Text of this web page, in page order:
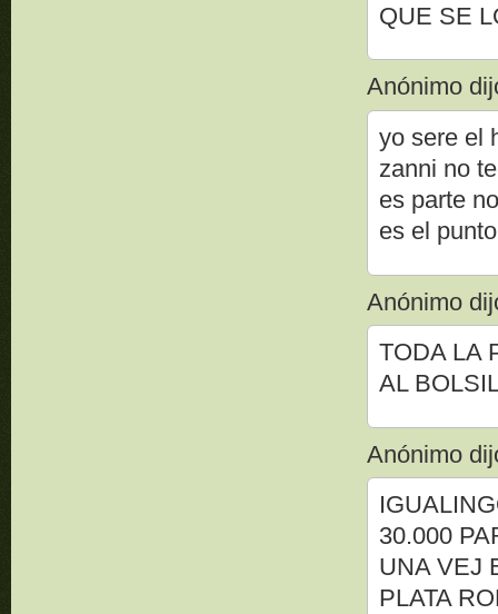
QUE SE
Anónimo
yo sere el
zanni no
es parte
es el
Anónimo
TODA LA
AL
Anónimo
30.000
UNA VEJ
PLATA